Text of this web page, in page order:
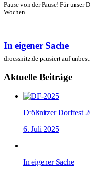
Pause von der Pause! Für unser
Wochen...
In eigener Sache
droessnitz.de pausiert auf
Aktuelle Beiträge
Drößnitzer Dorffest
6. Juli 2025
In eigener Sache